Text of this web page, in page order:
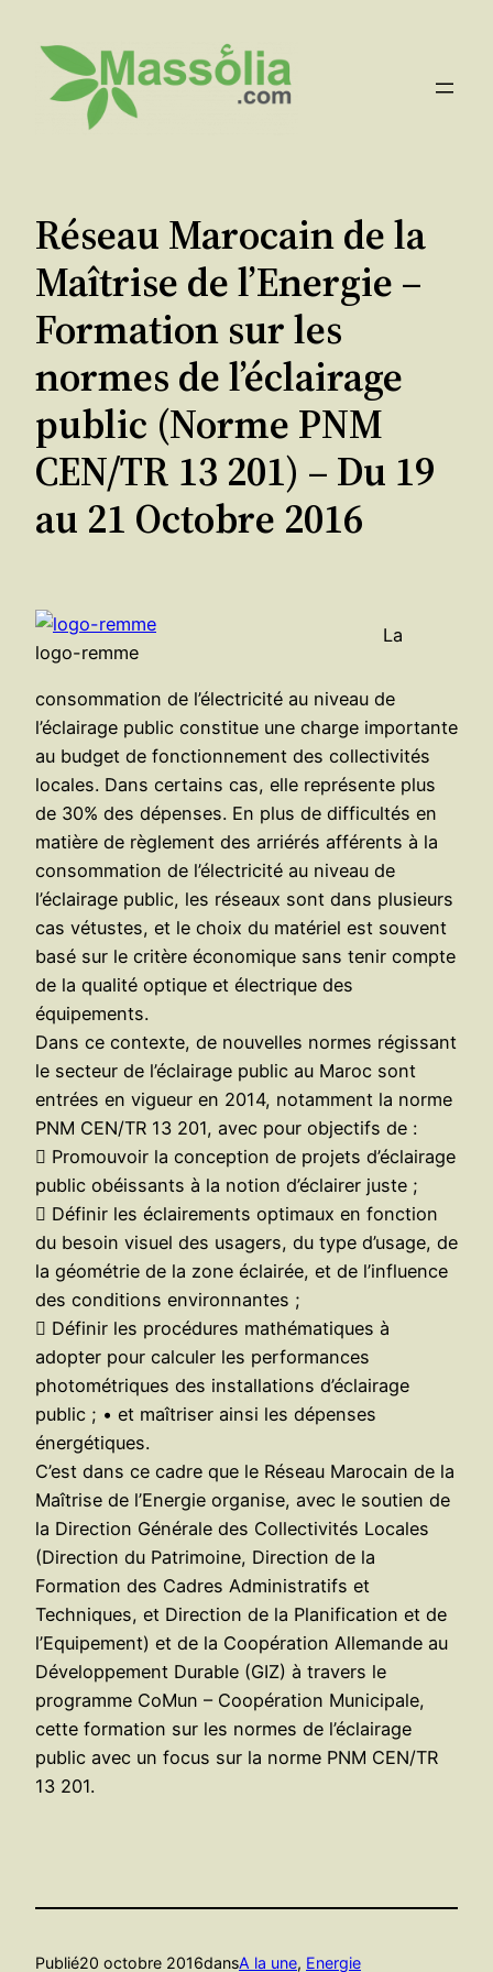
contenu
Réseau Marocain de la
Maîtrise de l’Energie –
Formation sur les
normes de l’éclairage
public (Norme PNM
CEN/TR 13 201) – Du 19
au 21 Octobre 2016
logo-remme
La
consommation de l’électricité au niveau de
l’éclairage public constitue une charge importante
au budget de fonctionnement des collectivités
locales. Dans certains cas, elle représente plus
de 30% des dépenses. En plus de difficultés en
matière de règlement des arriérés afférents à la
consommation de l’électricité au niveau de
l’éclairage public, les réseaux sont dans plusieurs
cas vétustes, et le choix du matériel est souvent
basé sur le critère économique sans tenir compte
de la qualité optique et électrique des
équipements.
Dans ce contexte, de nouvelles normes régissant
le secteur de l’éclairage public au Maroc sont
entrées en vigueur en 2014, notamment la norme
PNM CEN/TR 13 201, avec pour objectifs de :
 Promouvoir la conception de projets d’éclairage
public obéissants à la notion d’éclairer juste ;
 Définir les éclairements optimaux en fonction
du besoin visuel des usagers, du type d’usage, de
la géométrie de la zone éclairée, et de l’influence
des conditions environnantes ;
 Définir les procédures mathématiques à
adopter pour calculer les performances
photométriques des installations d’éclairage
public ; • et maîtriser ainsi les dépenses
énergétiques.
C’est dans ce cadre que le Réseau Marocain de la
Maîtrise de l’Energie organise, avec le soutien de
la Direction Générale des Collectivités Locales
(Direction du Patrimoine, Direction de la
Formation des Cadres Administratifs et
Techniques, et Direction de la Planification et de
l’Equipement) et de la Coopération Allemande au
Développement Durable (GIZ) à travers le
programme CoMun – Coopération Municipale,
cette formation sur les normes de l’éclairage
public avec un focus sur la norme PNM CEN/TR
13 201.
Publié20 octobre 2016dansA la une, Energie